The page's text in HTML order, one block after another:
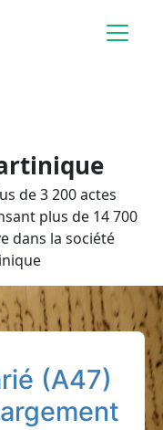
de 3 200 actes
plus de 14 700
dans la société
(A47)